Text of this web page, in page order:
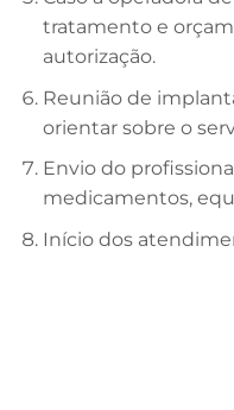
tratamento e
autorização.
Reunião de
orientar sobre o
Envio do
medicamentos,
Início dos